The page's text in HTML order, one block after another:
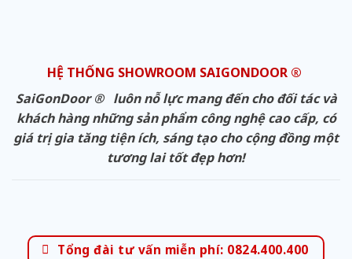
HỆ THỐNG SHOWROOM SAIGONDOOR ®
SaiGonDoor ® luôn nỗ lực mang đến cho đối tác và
khách hàng những sản phẩm công nghệ cao cấp, có
giá trị gia tăng tiện ích, sáng tạo cho cộng đồng một
tương lai tốt đẹp hơn!
Tổng đài tư vấn miễn phí: 0824.400.400